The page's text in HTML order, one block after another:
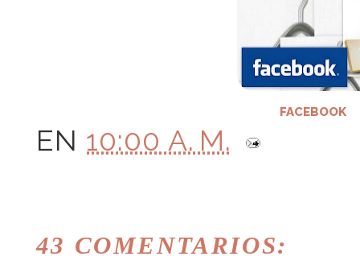
FACEBOOK
EN 10:00 A. M.
43 COMENTARIOS: